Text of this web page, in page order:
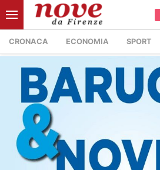
CRONACA ECONOMIA SPORT